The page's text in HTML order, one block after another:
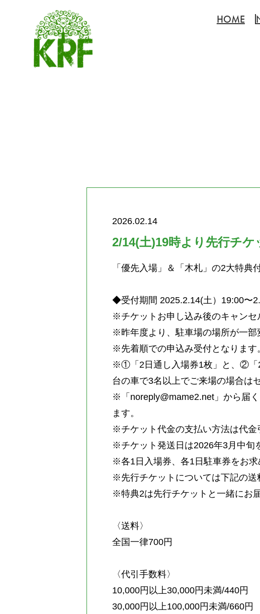
HOME
2026.02.14
2/14(土)19時より先行チケ
「優先入場」＆「木札」の2大特
◆受付期間 2025.2.14(土）19:00〜
※チケットお申し込み後のキャンセ
※昨年度より、駐車場の場所が一部
※先着順での申込み受付となります
※①「2日通し入場券1枚」と、②「
台の車で3名以上でご来場の場合は
※「noreply@mame2.net」から届
ます。
※チケット代金の支払い方法は代金
※チケット発送日は2026年3月中旬
※各1日入場券、各1日駐車券をお求
※先行チケットについては下記の送
※特典2は先行チケットと一緒にお
〈送料〉
全国一律700円
〈代引手数料〉
10,000円以上30,000円未満/440円
30,000円以上100,000円未満/660円